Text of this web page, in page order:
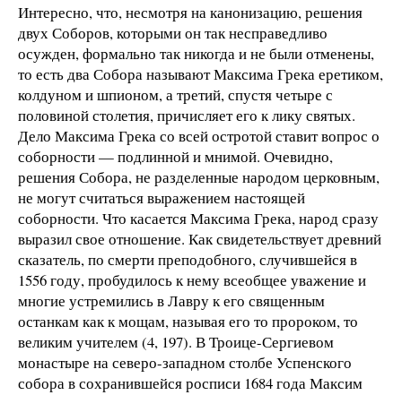
Интересно, что, несмотря на канонизацию, решения
двух Соборов, которыми он так несправедливо
осужден, формально так никогда и не были отменены,
то есть два Собора называют Максима Грека еретиком,
колдуном и шпионом, а третий, спустя четыре с
половиной столетия, причисляет его к лику святых.
Дело Максима Грека со всей остротой ставит вопрос о
соборности — подлинной и мнимой. Очевидно,
решения Собора, не разделенные народом церковным,
не могут считаться выражением настоящей
соборности. Что касается Максима Грека, народ сразу
выразил свое отношение. Как свидетельствует древний
сказатель, по смерти преподобного, случившейся в
1556 году, пробудилось к нему всеобщее уважение и
многие устремились в Лавру к его священным
останкам как к мощам, называя его то пророком, то
великим учителем (4, 197). В Троице-Сергиевом
монастыре на северо-западном столбе Успенского
собора в сохранившейся росписи 1684 года Максим